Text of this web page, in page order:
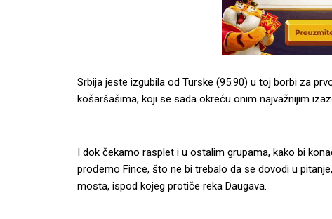
Srbija jeste izgubila od Turske (95:90) u toj borbi za
košaršašima, koji se sada okreću onim najvažnijim
I dok čekamo rasplet i u ostalim grupama, kako bi
prođemo Fince, što ne bi trebalo da se dovodi u
mosta, ispod kojeg protiče reka Daugava.